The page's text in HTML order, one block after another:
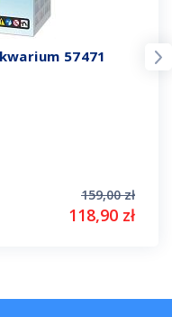
57471
159,00 zł
118,90 zł